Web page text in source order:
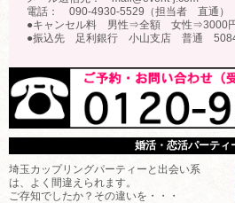
電話： 090-4930-5529（担当者 直通）
●キャンセル料 男性⇒全額 女性⇒3000円
●振込先 足利銀行 小山支店 普通
婚活・恋活パーティ
埼玉カップリングパーティーと出会い系
は、よく間違えられます。
ご存知でしたか？その違いを・・・